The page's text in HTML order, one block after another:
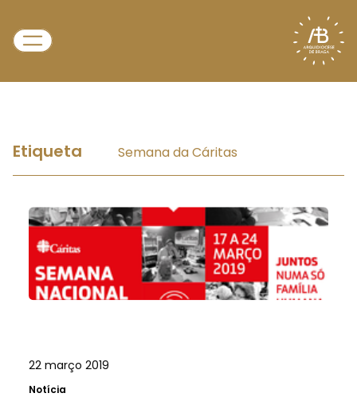
Etiqueta Semana da Cáritas
22 março 2019
Notícia